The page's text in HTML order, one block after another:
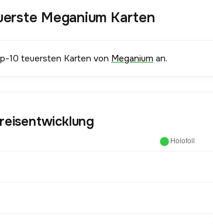
Meganium Karten
10 teuersten Karten von Meganium an.